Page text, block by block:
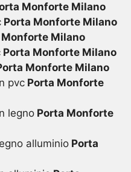
Monforte Milano
Porta Monforte Milano
Monforte Milano
Porta Monforte Milano
Monforte Milano
pvcPorta Monforte
legnoPorta Monforte
alluminioPorta